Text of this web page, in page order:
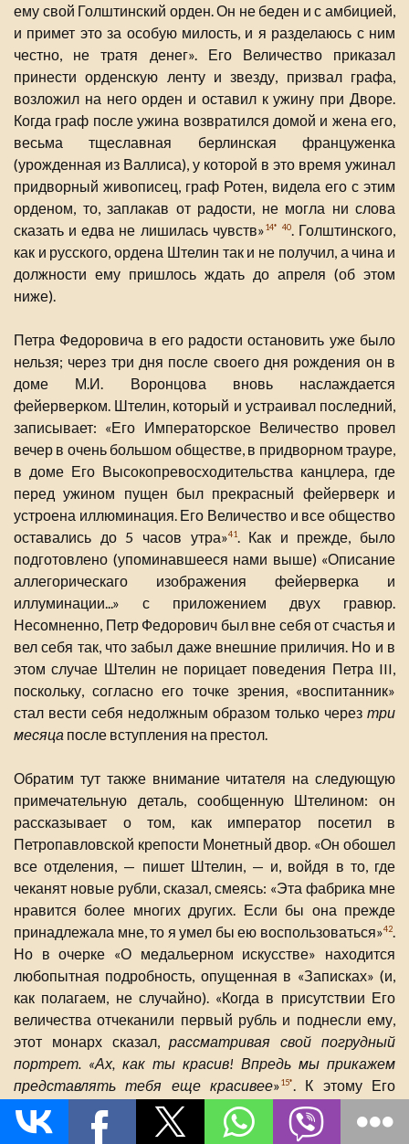
ему свой Голштинский орден. Он не беден и с амбицией,
и примет это за особую милость, и я разделаюсь с ним
честно, не тратя денег». Его Величество приказал
принести орденскую ленту и звезду, призвал графа,
возложил на него орден и оставил к ужину при Дворе.
Когда граф после ужина возвратился домой и жена его,
весьма тщеславная берлинская француженка
(урожденная из Валлиса), у которой в это время ужинал
придворный живописец, граф Ротен, видела его с этим
орденом, то, заплакав от радости, не могла ни слова
сказать и едва не лишилась чувств»14* 40. Голштинского,
как и русского, ордена Штелин так и не получил, а чина и
должности ему пришлось ждать до апреля (об этом
ниже).
Петра Федоровича в его радости остановить уже было
нельзя; через три дня после своего дня рождения он в
доме М.И. Воронцова вновь наслаждается
фейерверком. Штелин, который и устраивал последний,
записывает: «Его Императорское Величество провел
вечер в очень большом обществе, в придворном трауре,
в доме Его Высокопревосходительства канцлера, где
перед ужином пущен был прекрасный фейерверк и
устроена иллюминация. Его Величество и все общество
оставались до 5 часов утра»41. Как и прежде, было
подготовлено (упоминавшееся нами выше) «Описание
аллегорическаго изображения фейерверка и
иллуминации...» с приложением двух гравюр.
Несомненно, Петр Федорович был вне себя от счастья и
вел себя так, что забыл даже внешние приличия. Но и в
этом случае Штелин не порицает поведения Петра III,
поскольку, согласно его точке зрения, «воспитанник»
стал вести себя недолжным образом только через три
месяца после вступления на престол.
Обратим тут также внимание читателя на следующую
примечательную деталь, сообщенную Штелином: он
рассказывает о том, как император посетил в
Петропавловской крепости Монетный двор. «Он обошел
все отделения, — пишет Штелин, — и, войдя в то, где
чеканят новые рубли, сказал, смеясь: «Эта фабрика мне
нравится более многих других. Если бы она прежде
принадлежала мне, то я умел бы ею воспользоваться»42
Но в очерке «О медальерном искусстве» находится
любопытная подробность, опущенная в «Записках» (и,
как полагаем, не случайно). «Когда в присутствии Его
величества отчеканили первый рубль и поднесли ему,
этот монарх сказал,рассматривая свой погрудный
портрет. «Ах, как ты красив! Впредь мы прикажем
представлять тебя еще красивее»15*
. К этому Его
императорское величество добавил в шутку: «Это ведь
во всякое время изрядная фабрика. Если бы я получил